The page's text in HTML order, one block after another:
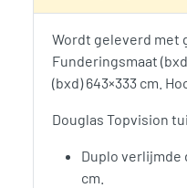
Wordt geleverd met
Funderingsmaat
(bxd) 643×333 cm.
Douglas Topvision
Duplo verlijmde
cm.